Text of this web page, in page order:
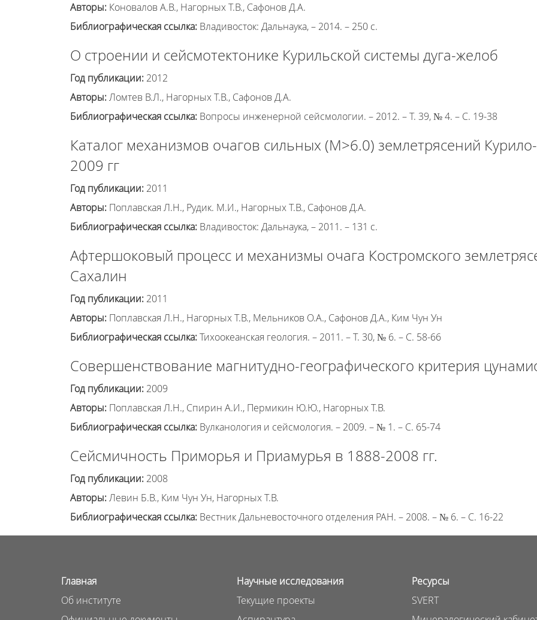
Авторы: Коновалов А.В., Нагорных Т.В., Сафонов Д.А.
Библиографическая ссылка: Владивосток: Дальнаука, – 2014. – 250 с.
О строении и сейсмотектонике Курильской системы дуга-желоб
Год публикации: 2012
Авторы:Ломтев В.Л., Нагорных Т.В., Сафонов Д.А.
Библиографическая ссылка: Вопросы инженерной сейсмологии. – 2012. – Т. 39, № 4. – С. 19-38
Каталог механизмов очагов сильных (М>6.0) землетрясений
2009 гг
Год публикации: 2011
Авторы: Поплавская Л.Н., Рудик. М.И., Нагорных Т.В., Сафонов Д.А.
Библиографическая ссылка: Владивосток: Дальнаука, – 2011. – 131 с.
Афтершоковый процесс и механизмы очага Костромского
Сахалин
Год публикации: 2011
Авторы: Поплавская Л.Н., Нагорных Т.В., Мельников О.А., Сафонов Д.А., Ким Чун Ун
Библиографическая ссылка:Тихоокеанская геология. – 2011. – Т. 30, № 6. – С. 58-66
Совершенствование магнитудно-географического критерия
Год публикации: 2009
Авторы: Поплавская Л.Н., Спирин А.И., Пермикин Ю.Ю., Нагорных Т.В.
Библиографическая ссылка: Вулканология и сейсмология. – 2009. – № 1. – С. 65-74
Сейсмичность Приморья и Приамурья в 1888-2008 гг.
Год публикации: 2008
Авторы:Левин Б.В., Ким Чун Ун, Нагорных Т.В.
Библиографическая ссылка: Вестник Дальневосточного отделения РАН. – 2008. – № 6. – С. 16-22
Главная
Об институте
Научные исследования
Текущие проекты
Ресурсы
SVERT